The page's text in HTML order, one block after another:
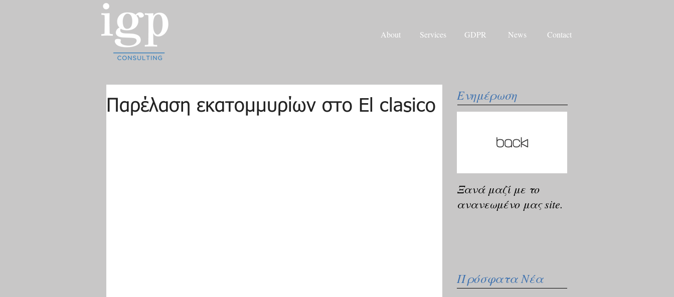
Παρέλαση εκατομμυρίων στο El clasico
Ενημέρωση
Ξανά μαζί με το
ανανεωμένο μας site.
Πρόσφατα Νέα
About Services GDPR News Contact